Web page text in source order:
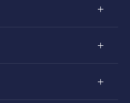
+
+
+